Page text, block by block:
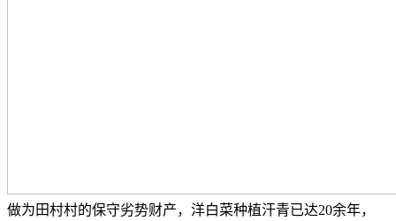
做为田村村的保守劣势财产，洋白菜种植汗青已达20余年，